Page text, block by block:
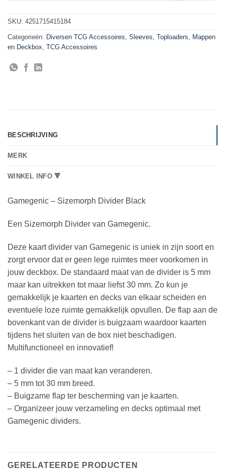
SKU: 4251715415184
Categorieën: Diversen TCG Accessoires Sleeves, Toploaders, Mappen
en Deckbox TCG Accessoires
BESCHRIJVING
MERK
WINKEL INFO 🔻
Gamegenic – Sizemorph Divider Black
Een Sizemorph Divider van Gamegenic.
Deze kaart divider van Gamegenic is uniek in zijn soort en
zorgt ervoor dat er geen lege ruimtes meer voorkomen in
jouw deckbox. De standaard maat van de divider is 5 mm
maar kan uitrekken tot maar liefst 30 mm. Zo kun je
gemakkelijk je kaarten en decks van elkaar scheiden en
eventuele loze ruimte gemakkelijk opvullen. De flap aan de
bovenkant van de divider is buigzaam waardoor kaarten
tijdens het sluiten van de box niet beschadigen.
Multifunctioneel en innovatief!
– 1 divider die van maat kan veranderen.
– 5 mm tot 30 mm breed.
– Buigzame flap ter bescherming van je kaarten.
– Organizeer jouw verzameling en decks optimaal met
Gamegenic dividers.
GERELATEERDE PRODUCTEN